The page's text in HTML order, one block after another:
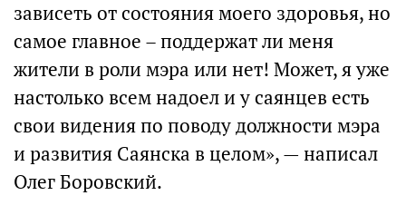
зависеть от состояния моего здоровья, но
самое главное – поддержат ли меня
жители в роли мэра или нет! Может, я уже
настолько всем надоел и у саянцев есть
свои видения по поводу должности мэра
и развития Саянска в целом», — написал
Олег Боровский.